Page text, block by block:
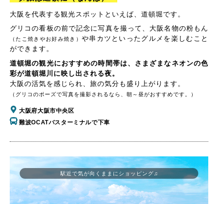
大阪を代表する観光スポットといえば、道頓堀です。
グリコの看板の前で記念に写真を撮って、大阪名物の粉もん
（たこ焼きやお好み焼き） や串カツといったグルメを楽しむこと
ができます。
道頓堀の観光におすすめの時間帯は、さまざまなネオンの色
彩が道頓堀川に映し出される夜。
大阪の活気を感じられ、旅の気分も盛り上がります。
（グリコのポーズで写真を撮影されるなら、朝～昼がおすすめです。）
大阪府大阪市中央区
難波OCATバスターミナルで下車
駅近で気が向くままにショッピング♫